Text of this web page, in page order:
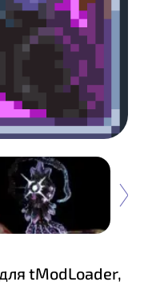
tModLoader,